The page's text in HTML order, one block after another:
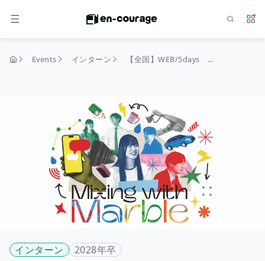
MENU Search
home Events インターン 【全国】WEB/5days システムエンジニア実務体験 #ノーコード #Excel VBA
インターン 2028年卒